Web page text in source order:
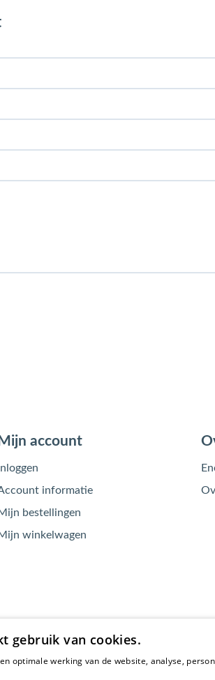
Mijn account
Inloggen
informatie
bestellingen
winkelwagen
gebruik van cookies.
optimale werking van de website, analyse,